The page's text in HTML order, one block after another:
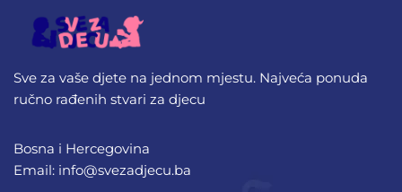
Sve za vaše djete na jednom mjestu. Najveća ponuda
ručno rađenih stvari za djecu
Bosna i Hercegovina
Email: info@svezadjecu.ba